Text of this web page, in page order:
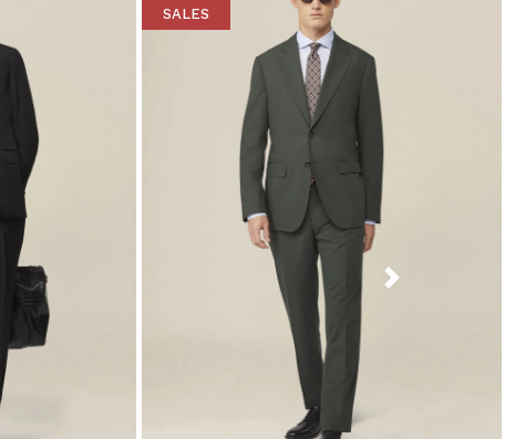
SALES